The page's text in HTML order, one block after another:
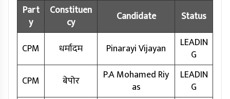
Part
y
Constituen
cy
Candidate Status
CPM धर्मादम Pinarayi Vijayan
LEADIN
G
CPM
बेपोर
P.A Mohamed Riy
as
LEADIN
G